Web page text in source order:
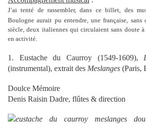
J’ai tenté de rassembler, dans ce billet, des
Boulogne aurait pu entendre, une française,
siècle, deux italiennes qui circulaient sans doute
en activité.
1. Eustache du Caurroy (1549-1609),
(instrumental), extrait des Meslanges (Paris,
Doulce Mémoire
Denis Raisin Dadre, flûtes & direction